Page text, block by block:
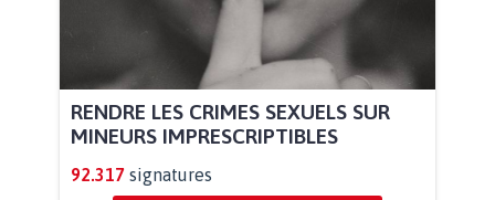
RENDRE LES CRIMES SEXUELS SUR
MINEURS IMPRESCRIPTIBLES
92.317 signatures